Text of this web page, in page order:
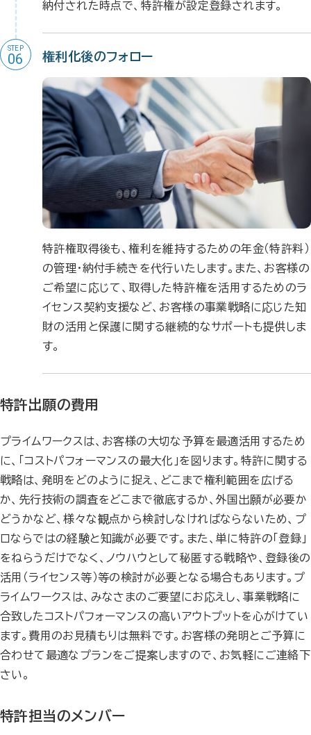
納付された時点で、特許権が設定登録されます。
STEP
06 権利化後のフォロー
特許権取得後も、権利を維持するための年金（特許料）
の管理・納付手続きを代行いたします。また、お客様の
ご希望に応じて、取得した特許権を活用するためのラ
イセンス契約支援など、お客様の事業戦略に応じた知
財の活用と保護に関する継続的なサポートも提供しま
す。
特許出願の費用
プライムワークスは、お客様の大切な予算を最適活用するため
に、「コストパフォーマンスの最大化」を図ります。特許に関する
戦略は、発明をどのように捉え、どこまで権利範囲を広げる
か、先行技術の調査をどこまで徹底するか、外国出願が必要か
どうかなど、様々な観点から検討しなければならないため、プ
ロならではの経験と知識が必要です。また、単に特許の「登録」
をねらうだけでなく、ノウハウとして秘匿する戦略や、登録後の
活用（ライセンス等）等の検討が必要となる場合もあります。プ
ライムワークスは、みなさまのご要望にお応えし、事業戦略に
合致したコストパフォーマンスの高いアウトプットを心がけてい
ます。費用のお見積もりは無料です。お客様の発明とご予算に
合わせて最適なプランをご提案しますので、お気軽にご連絡下
さい。
特許担当のメンバー